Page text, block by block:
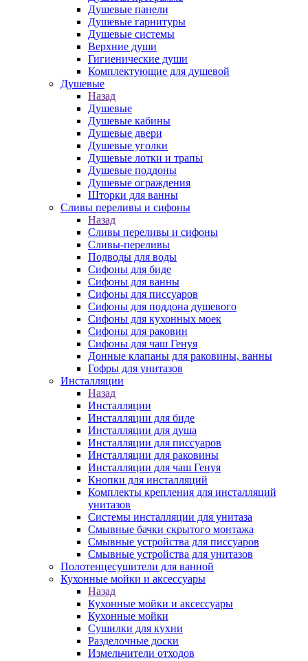
Душевые панели
Душевые гарнитуры
Душевые системы
Верхние души
Гигиенические души
Комплектующие для душевой
Душевые
Назад
Душевые
Душевые кабины
Душевые двери
Душевые уголки
Душевые лотки и трапы
Душевые поддоны
Душевые ограждения
Шторки для ванны
Сливы переливы и сифоны
Назад
Сливы переливы и сифоны
Сливы-переливы
Подводы для воды
Сифоны для биде
Сифоны для ванны
Сифоны для писсуаров
Сифоны для поддона душевого
Сифоны для кухонных моек
Сифоны для раковин
Сифоны для чаш Генуя
Донные клапаны для раковины, ванны
Гофры для унитазов
Инсталляции
Назад
Инсталляции
Инсталляции для биде
Инсталляции для душа
Инсталляции для писсуаров
Инсталляции для раковины
Инсталляции для чаш Генуя
Кнопки для инсталляций
Комплекты крепления для инсталляций
унитазов
Системы инсталляции для унитаза
Смывные бачки скрытого монтажа
Смывные устройства для писсуаров
Смывные устройства для унитазов
Полотенцесушители для ванной
Кухонные мойки и аксессуары
Назад
Кухонные мойки и аксессуары
Кухонные мойки
Сушилки для кухни
Разделочные доски
Измельчители отходов